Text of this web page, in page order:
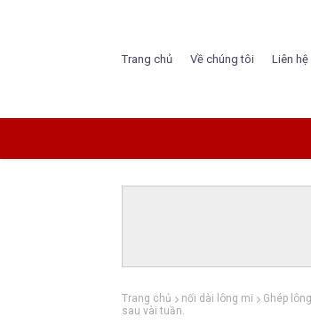
Trang chủ Về chúng tôi Liên hệ
Trang chủ nối dài lông mi
Ghép
sau vài tuần.